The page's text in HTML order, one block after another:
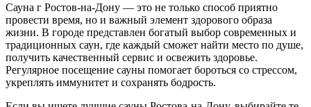
Сауна г Ростов-на-Дону — это не только способ приятно
провести время, но и важный элемент здорового образа
жизни. В городе представлен богатый выбор современных и
традиционных саун, где каждый сможет найти место по душе,
получить качественный сервис и освежить здоровье.
Регулярное посещение сауны помогает бороться со стрессом,
укреплять иммунитет и сохранять бодрость.